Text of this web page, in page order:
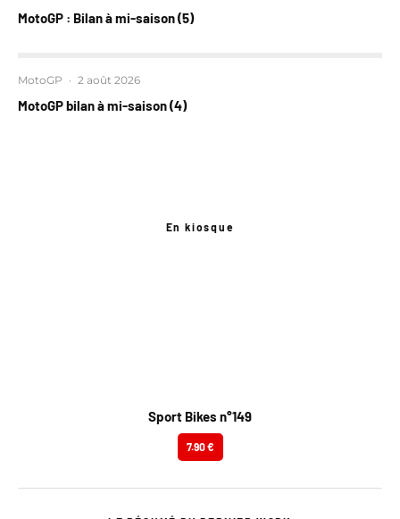
MotoGP : Bilan à mi-saison (5)
MotoGP · 2 août 2026
MotoGP bilan à mi-saison (4)
En kiosque
Sport Bikes n°149
7.90 €